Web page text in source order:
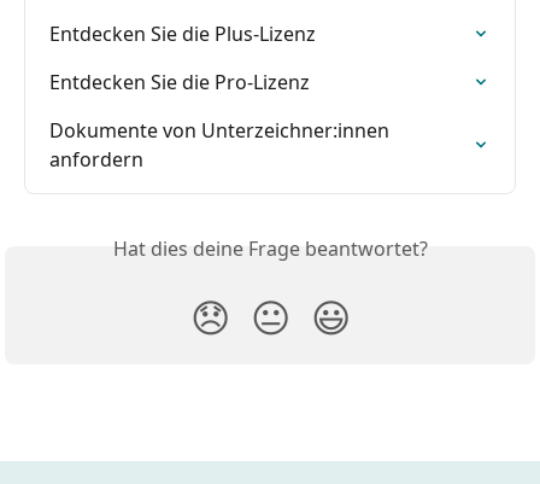
Entdecken Sie die Plus-Lizenz
Entdecken Sie die Pro-Lizenz
Dokumente von Unterzeichner:innen
anfordern
Hat dies deine Frage beantwortet?
😞 😐 😃